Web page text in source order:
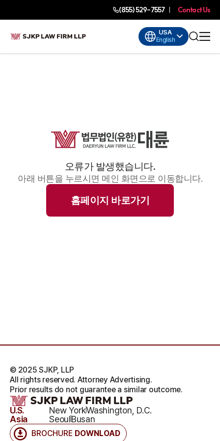
(855) 529-7557 Contact Us
USA
English
오류가 발생했습니다.
아래 버튼을 누르시면 메인 화면으로 이동합니다.
홈페이지 바로가기
BROCHURE DOWNLOAD
U.S. New YorkWashington, D.C.
Asia
SeoulBusan
© 2025 SJKP, LLP
All rights reserved. Attorney Advertising.
Prior results do not guarantee a similar outcome.